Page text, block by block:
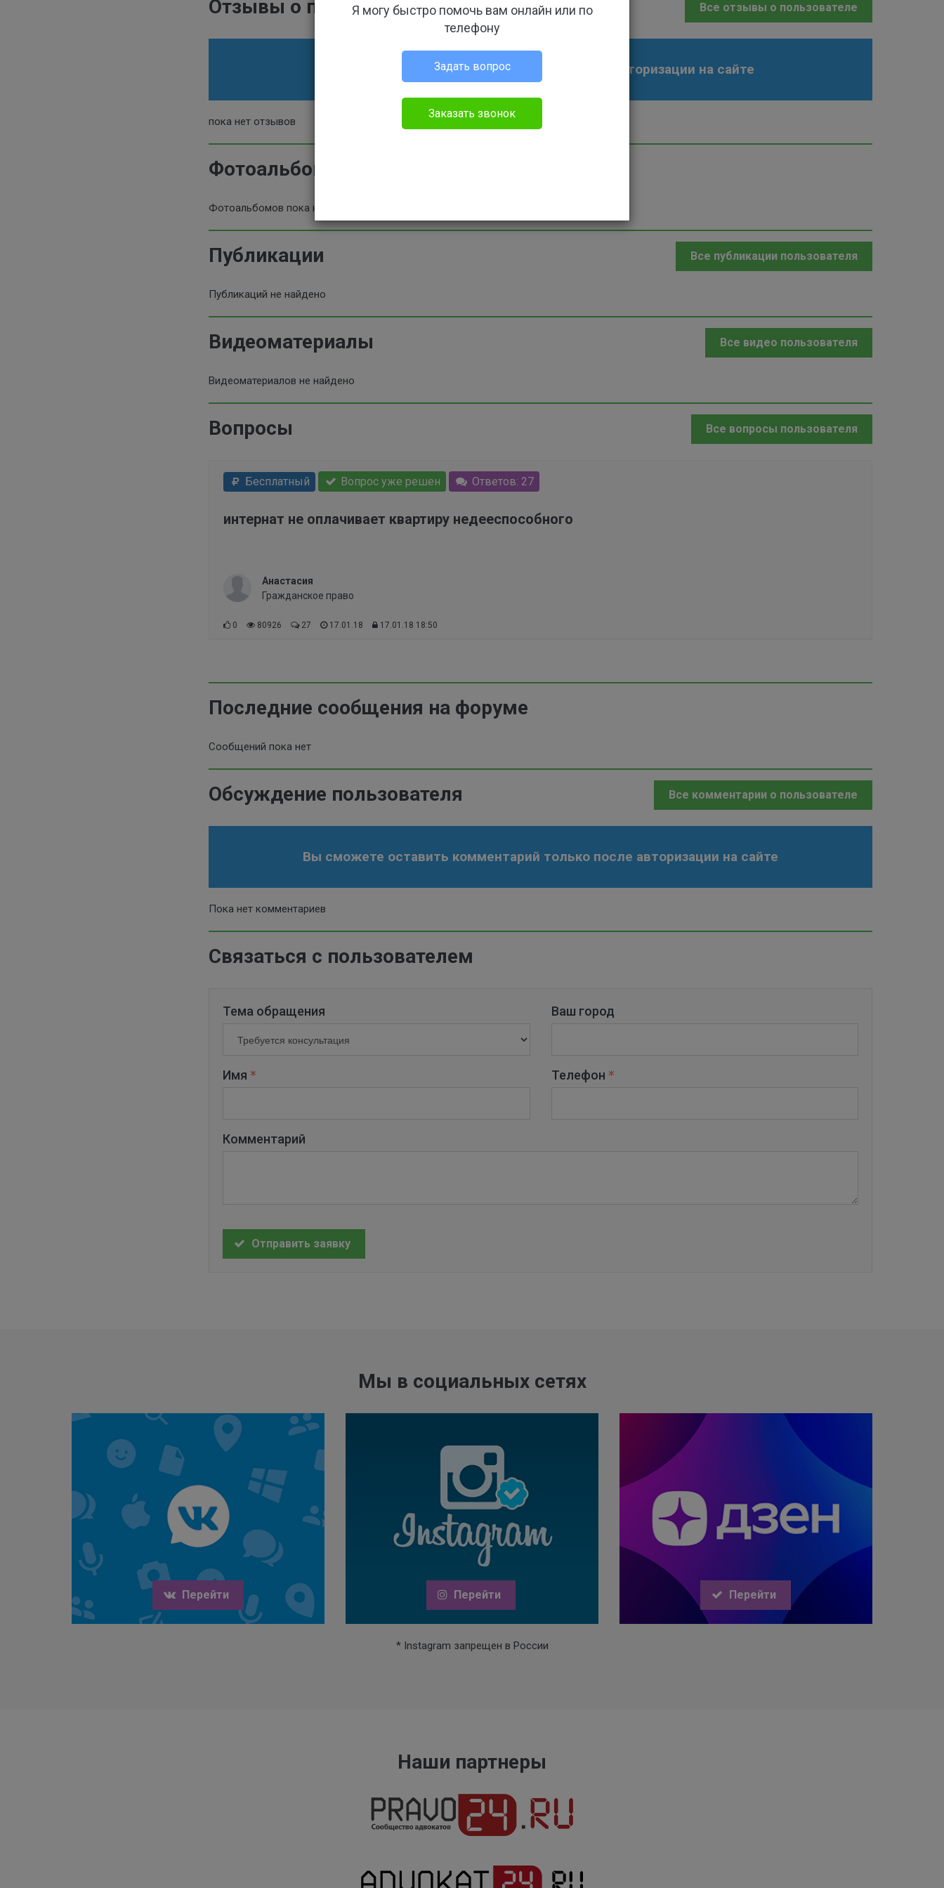
Все отзывы о пользователе
Отзывы о пользователе
Вы сможете оставить отзыв только после авторизации на сайте
пока нет отзывов
Фотоальбомы
Фотоальбомов пока нет
Все публикации пользователя
Публикации
Публикаций не найдено
Все видео пользователя
Видеоматериалы
Видеоматериалов не найдено
Все вопросы пользователя
Вопросы
Бесплатный Вопрос уже решен Ответов: 27
интернат не оплачивает квартиру недееспособного
Анастасия
Гражданское право
0 80926 27 17.01.18 17.01.18 18:50
Последние сообщения на форуме
Сообщений пока нет
Все комментарии о пользователе
Обсуждение пользователя
Вы сможете оставить комментарий только после авторизации на сайте
Пока нет комментариев
Связаться с пользователем
Тема обращения Ваш город
Имя Телефон
Комментарий
Отправить заявку
Мы в социальных сетях
Перейти Перейти
* Instagram запрещен в России
Перейти
Наши партнеры
Я могу быстро помочь вам онлайн или по
телефону
Задать вопрос
Заказать звонок